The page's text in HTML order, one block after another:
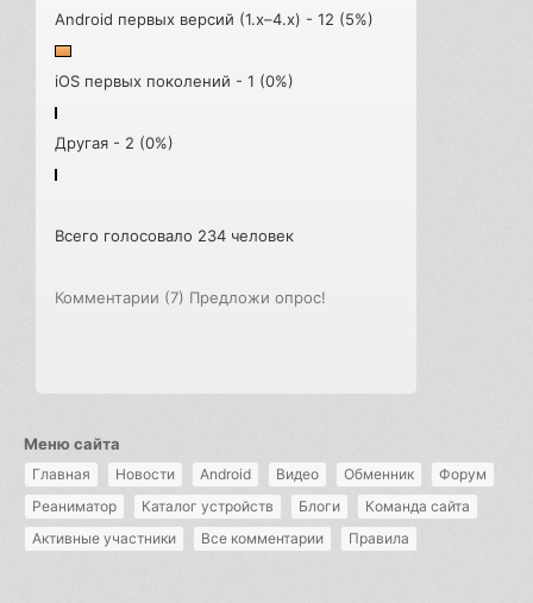
Android первых версий (1.x–4.x) - 12 (5%)
iOS первых поколений - 1 (0%)
Другая - 2 (0%)
Всего голосовало 234 человек
Комментарии (7) Предложи опрос!
Меню сайта
Главная Новости Android Видео Обменник
Форум
Реаниматор
Каталог устройств Блоги
Команда сайта
Активные участники
Все комментарии Правила